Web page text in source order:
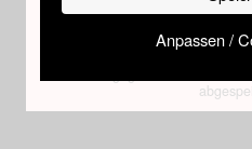
Anpassen /